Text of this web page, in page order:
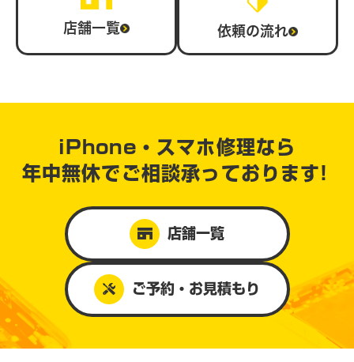
店舗一覧 依頼の流れ
iPhone・スマホ修理なら
年中無休で ご相談承っております!
店舗一覧
ご予約・お見積もり